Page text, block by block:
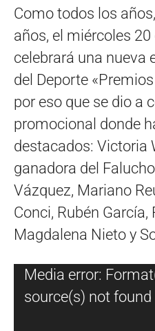
Como todos los
años, el miércoles
celebrará una nueva
del Deporte
por eso que se dio a
promocional donde
destacados: Victoria
ganadora del
Vázquez, Mariano
Conci, Rubén García,
Magdalena Nieto y
Reproductor
de
Media error:
source(s) not found